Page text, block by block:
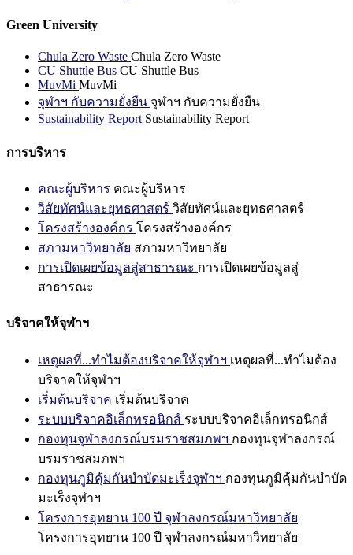
Green University
Chula Zero Waste Chula Zero Waste
CU Shuttle Bus CU Shuttle Bus
MuvMi MuvMi
จุฬาฯ กับความยั่งยืน จุฬาฯ กับความยั่งยืน
Sustainability Report Sustainability Report
การบริหาร
คณะผู้บริหาร คณะผู้บริหาร
วิสัยทัศน์และยุทธศาสตร์ วิสัยทัศน์และยุทธศาสตร์
โครงสร้างองค์กร โครงสร้างองค์กร
สภามหาวิทยาลัย สภามหาวิทยาลัย
การเปิดเผยข้อมูลสู่สาธารณะ การเปิดเผยข้อมูลสู่
สาธารณะ
บริจาคให้จุฬาฯ
เหตุผลที่...ทำไมต้องบริจาคให้จุฬาฯ เหตุผลที่...ทำไมต้อง
บริจาคให้จุฬาฯ
เริ่มต้นบริจาค เริ่มต้นบริจาค
ระบบบริจาคอิเล็กทรอนิกส์ ระบบบริจาคอิเล็กทรอนิกส์
กองทุนจุฬาลงกรณ์บรมราชสมภพฯ กองทุนจุฬาลงกรณ์
บรมราชสมภพฯ
กองทุนภูมิคุ้มกันบำบัดมะเร็งจุฬาฯ กองทุนภูมิคุ้มกันบำบัด
มะเร็งจุฬาฯ
โครงการอุทยาน 100 ปี จุฬาลงกรณ์มหาวิทยาลัย
โครงการอุทยาน 100 ปี จุฬาลงกรณ์มหาวิทยาลัย